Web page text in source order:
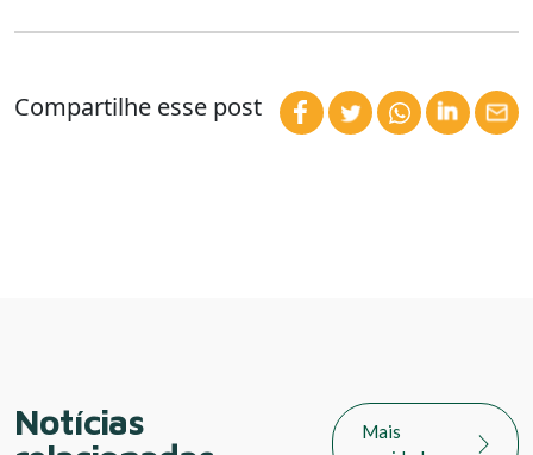
Compartilhe esse post
Notícias
Mais